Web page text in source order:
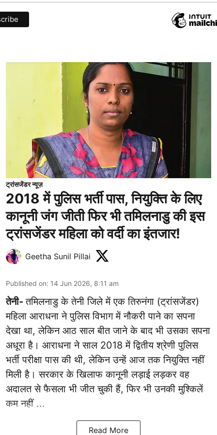
ट्रांसजेंडर न्यूज़
2018 में पुलिस भर्ती पास, नियुक्ति के लिए
कानूनी जंग जीती फिर भी तमिलनाडु की इस
ट्रांसजेंडर महिला को वर्दी का इंतजार!
Geetha Sunil Pillai
Published on: 14 Jun 2026, 8:11 am
तेनी-तमिलनाडु के तेनी जिले में एक तिरुनंगा (ट्रांसजेंडर)
महिला आराधना ने पुलिस विभाग में नौकरी पाने का सपना
देखा था, लेकिन आठ साल बीत जाने के बाद भी उसका सपना
अधूरा है। आराधना ने साल 2018 में द्वितीय श्रेणी पुलिस
भर्ती परीक्षा पास की थी, लेकिन उन्हें आज तक नियुक्ति नहीं
मिली है। सरकार के खिलाफ कानूनी लड़ाई लड़कर वह
अदालत से फैसला भी जीत चुकी हैं, फिर भी उनकी मुश्किलें
कम नहीं ...
Read More